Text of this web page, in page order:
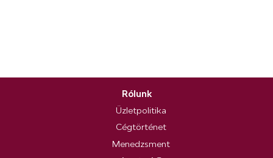
Rólunk
Üzletpolitika
Cégtörténet
Menedzsment